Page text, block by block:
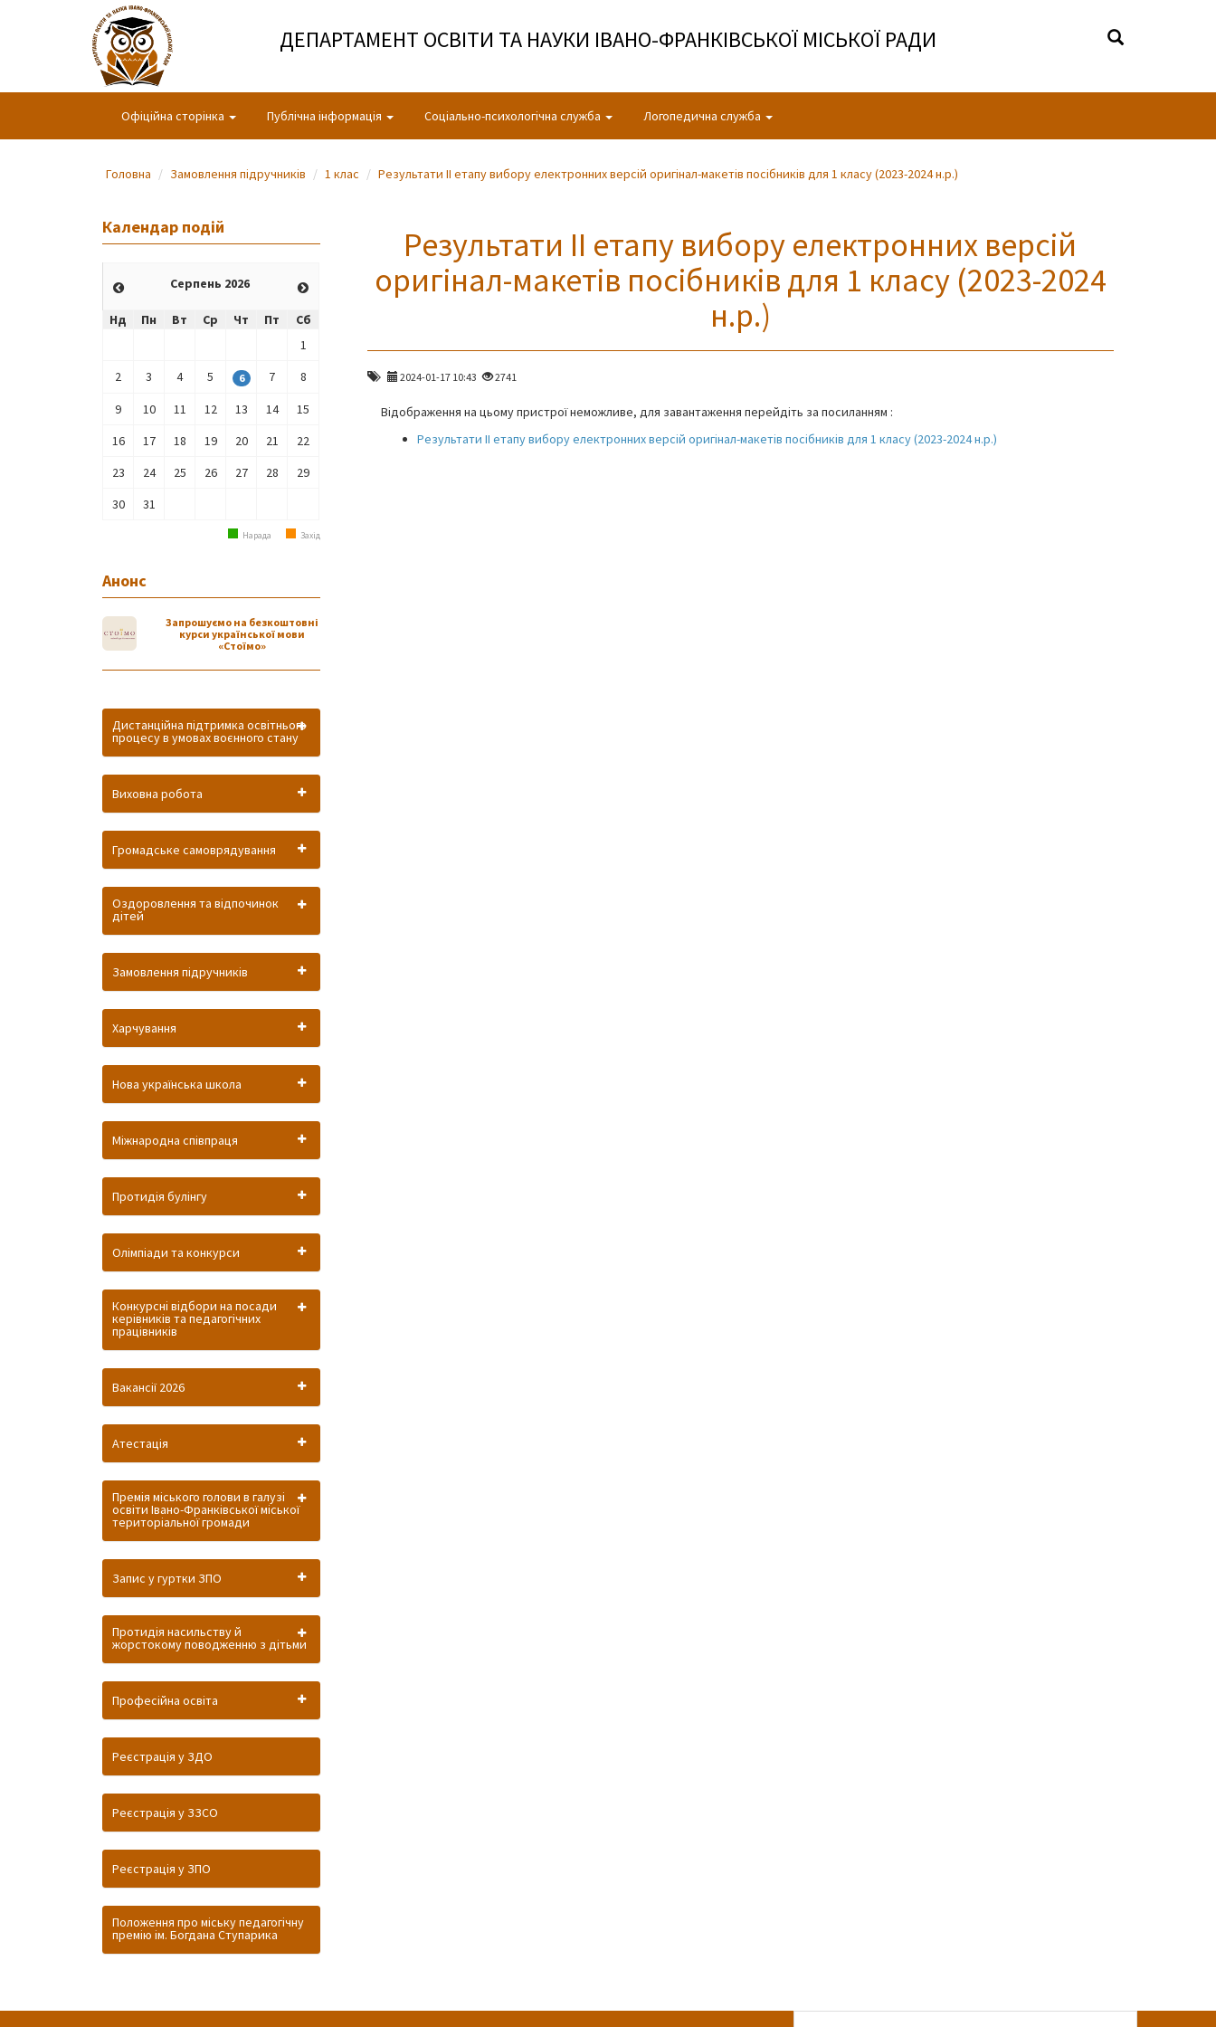
ДЕПАРТАМЕНТ ОСВІТИ ТА НАУКИ ІВАНО-ФРАНКІВСЬКОЇ МІСЬКОЇ РАДИ
Офіційна сторінка Публічна інформація Соціально-психологічна служба Логопедична служба
Головна Замовлення підручників 1 клас Результати ІІ етапу вибору електронних версій оригінал-макетів посібників для 1 класу (2023-2024 н.р.)
Календар подій
Серпень 2026
Нд Пн Вт Ср Чт Пт
Сб
1
2
3 4 5 6 7
8
9
10 11 12 13 14
15
16
17 18 19 20 21
22
23
24 25 26 27 28
29
30
31
Нарада Захід
Анонс
Запрошуємо на безкоштовні
курси української мови
«Стоїмо»
Дистанційна підтримка освітнього
процесу в умовах воєнного стану
Виховна робота
Громадське самоврядування
Оздоровлення та відпочинок
дітей
Замовлення підручників
Харчування
Нова українська школа
Міжнародна співпраця
Протидія булінгу
Олімпіади та конкурси
Конкурсні відбори на посади
керівників та педагогічних
працівників
Вакансії 2026
Атестація
Премія міського голови в галузі
освіти Івано-Франківської міської
територіальної громади
Запис у гуртки ЗПО
Протидія насильству й
жорстокому поводженню з дітьми
Професійна освіта
Реєстрація у ЗДО
Реєстрація у ЗЗСО
Реєстрація у ЗПО
Положення про міську педагогічну
премію ім. Богдана Ступарика
Результати ІІ етапу вибору електронних версій
оригінал-макетів посібників для 1 класу (2023-2024
н.р.)
2024-01-17 10:43 2741
Відображення на цьому пристрої неможливе, для завантаження перейдіть за посиланням :
Результати ІІ етапу вибору електронних версій оригінал-макетів посібників для 1 класу (2023-2024 н.р.)